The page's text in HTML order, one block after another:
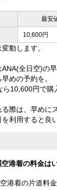
最安
10,600円
動します。
全日空)の早
めの予約を。
10,600円で購
際は、早めに
利用すると良
港着の料金は
港着の片道料